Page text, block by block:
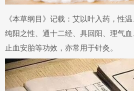
《本草纲目》记载 ：艾以叶入药，性温
纯阳之性、通十二经、具回阳、理气
止血安胎等功效，亦常用于针灸。